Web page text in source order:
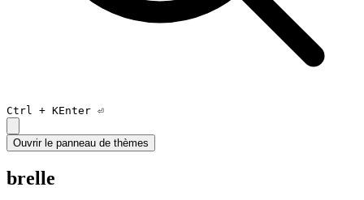
Ctrl + KEnter ⏎
Ouvrir le panneau de thèmes
brelle